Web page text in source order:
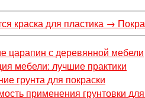
краска для пластика →
царапин с деревянной мебели
мебели: лучшие практики
грунта для покраски
применения грунтовки